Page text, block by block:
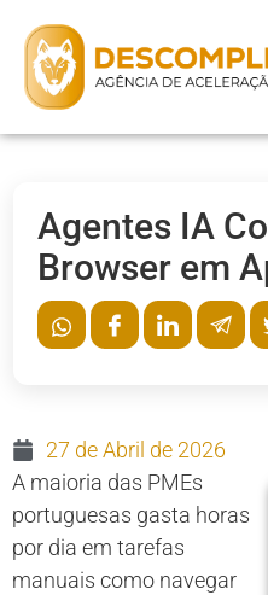
Agentes IA
Browser em
27 de Abril de 2026
A maioria das PMEs
portuguesas gasta horas
por dia em tarefas
manuais como navegar